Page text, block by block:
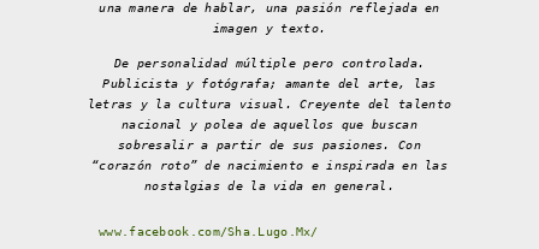
una manera de hablar, una pasión reflejada en
imagen y texto.
De personalidad múltiple pero controlada.
Publicista y fotógrafa; amante del arte, las
letras y la cultura visual. Creyente del talento
nacional y polea de aquellos que buscan
sobresalir a partir de sus pasiones. Con
“corazón roto” de nacimiento e inspirada en las
nostalgias de la vida en general.
www.facebook.com/Sha.Lugo.Mx/